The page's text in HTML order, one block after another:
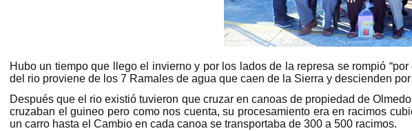
Hubo un tiempo que llego el invierno y por los lados de la represa se rompió
del rio proviene de los 7 Ramales de agua que caen de la Sierra y descienden
Después que el rio existió tuvieron que cruzar en canoas de propiedad de
cruzaban el guineo pero como nos cuenta, su procesamiento era en racimos
un carro hasta el Cambio en cada canoa se transportaba de 300 a 500 racimos.